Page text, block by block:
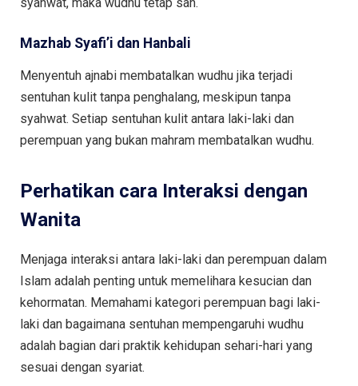
Mazhab Syafi’i dan Hanbali
Menyentuh ajnabi membatalkan wudhu jika terjadi
sentuhan kulit tanpa penghalang, meskipun tanpa
syahwat. Setiap sentuhan kulit antara laki-laki dan
perempuan yang bukan mahram membatalkan wudhu.
Perhatikan cara Interaksi dengan
Wanita
Menjaga interaksi antara laki-laki dan perempuan dalam
Islam adalah penting untuk memelihara kesucian dan
kehormatan. Memahami kategori perempuan bagi laki-
laki dan bagaimana sentuhan mempengaruhi wudhu
adalah bagian dari praktik kehidupan sehari-hari yang
sesuai dengan syariat.